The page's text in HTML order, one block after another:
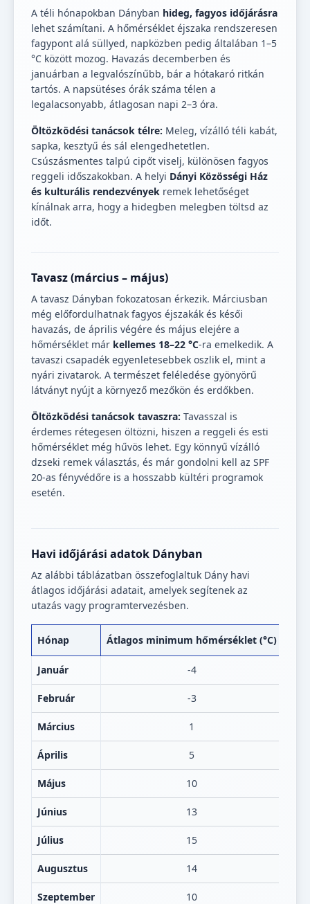
A téli hónapokban Dányban hideg, fagyos időjárásra
lehet számítani. A hőmérséklet éjszaka rendszeresen
fagypont alá süllyed, napközben pedig általában 1–5
°C között mozog. Havazás decemberben és
januárban a legvalószínűbb, bár a hótakaró ritkán
tartós. A napsütéses órák száma télen a
legalacsonyabb, átlagosan napi 2–3 óra.
Öltözködési tanácsok télre: Meleg, vízálló téli kabát,
sapka, kesztyű és sál elengedhetetlen.
Csúszásmentes talpú cipőt viselj, különösen fagyos
reggeli időszakokban. A helyi Dányi Közösségi Ház
és kulturális rendezvények remek lehetőséget
kínálnak arra, hogy a hidegben melegben töltsd az
időt.
Tavasz (március – május)
A tavasz Dányban fokozatosan érkezik. Márciusban
még előfordulhatnak fagyos éjszakák és késői
havazás, de április végére és május elejére a
hőmérséklet már kellemes 18–22 °C-ra emelkedik. A
tavaszi csapadék egyenletesebbek oszlik el, mint a
nyári zivatarok. A természet feléledése gyönyörű
látványt nyújt a környező mezőkön és erdőkben.
Öltözködési tanácsok tavaszra: Tavasszal is
érdemes rétegesen öltözni, hiszen a reggeli és esti
hőmérséklet még hűvös lehet. Egy könnyű vízálló
dzseki remek választás, és már gondolni kell az SPF
20-as fényvédőre is a hosszabb kültéri programok
esetén.
Havi időjárási adatok Dányban
Az alábbi táblázatban összefoglaltuk Dány havi
átlagos időjárási adatait, amelyek segítenek az
utazás vagy programtervezésben.
Hónap Átlagos minimum hőmérséklet (°C)
Január -4
Február -3
Március 1
Április 5
Május 10
Június 13
Július 15
Augusztus 14
Szeptember 10